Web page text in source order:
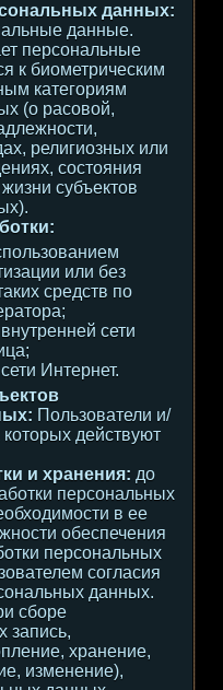
данных:
данные.
персональные
к биометрическим
категориям
(о расовой,
религиозных или
состояния
субъектов
или без
средств по
сети
Интернет.
Пользователи и/
действуют
и хранения: до
персональных
в ее
обеспечения
персональных
согласия
данных.
сборе
запись,
хранение,
изменение),